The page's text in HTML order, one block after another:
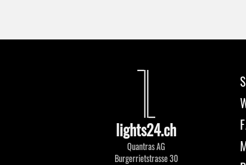
lights24.ch
Quantras AG
Burgerrietstrasse 30